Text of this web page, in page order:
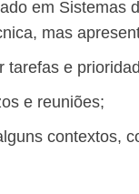
em Sistemas
mas
tarefas e
e reuniões;
contextos,